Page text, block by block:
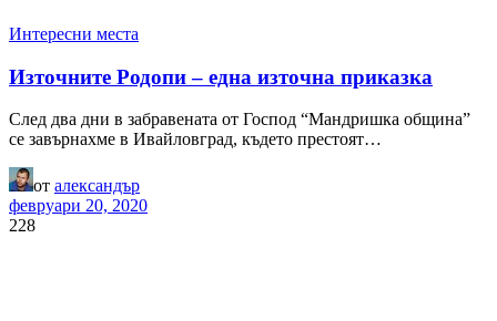
Интересни места
Източните Родопи – една източна приказка
След два дни в забравената от Господ “Мандришка община”
се завърнахме в Ивайловград, където престоят…
от александър
февруари 20, 2020
228